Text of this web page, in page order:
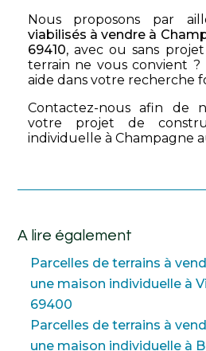
Nous proposons par
viabilisés à vendre à
69410, avec ou sans
terrain ne vous convient
aide dans votre recherche
Contactez-nous afin de
votre projet de
individuelle à Champagne
A lire également
Parcelles de terrains à
une maison individuelle à
69400
Parcelles de terrains à
une maison individuelle à